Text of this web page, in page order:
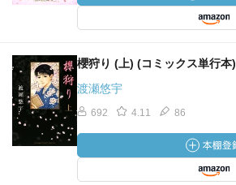
櫻狩り (上) (コミックス単行本)
渡瀬悠宇
692 4.11 86